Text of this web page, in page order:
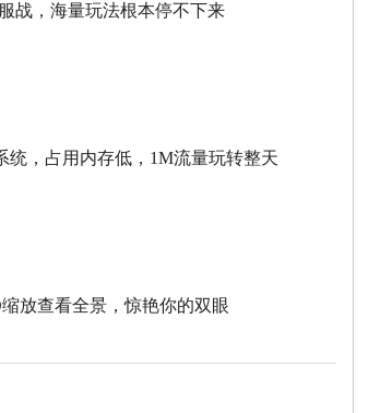
战，海量玩法根本停不下来
统，占用内存低， 1M流量玩转整天
缩放查看全景，惊艳你的双眼